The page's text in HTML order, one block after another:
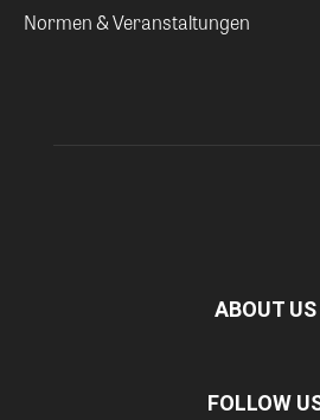
Normen & Veranstaltungen
ABOUT US
FOLLOW